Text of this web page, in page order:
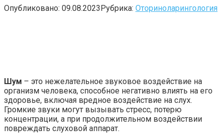
Опубликовано: 09.08.2023Рубрика: Оториноларингология
Шум – это нежелательное звуковое воздействие на
организм человека, способное негативно влиять на его
здоровье, включая вредное воздействие на слух.
Громкие звуки могут вызывать стресс, потерю
концентрации, а при продолжительном воздействии
повреждать слуховой аппарат.